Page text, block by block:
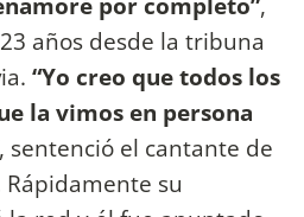
años desde la tribuna
“Yo creo que todos los
la vimos en persona
, sentenció el cantante de
Rápidamente su